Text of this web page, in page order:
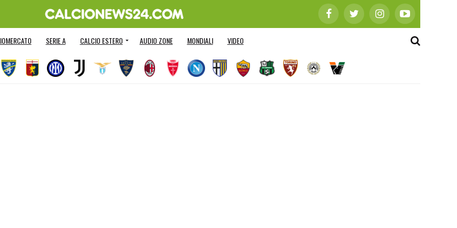
SERIE A CALCIO ESTERO AUDIO ZONE MONDIALI VIDEO